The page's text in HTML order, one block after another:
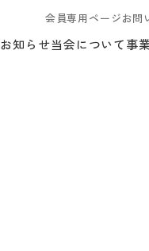
会員専用ページお問
お知らせ当会について事